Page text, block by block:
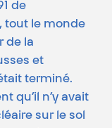
de
tout le monde
de la
et
terminé.
qu’il n’y avait
sur le sol